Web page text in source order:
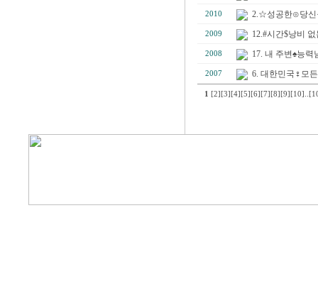
2010 2.☆성공한⊙당신
2009 12.#시간$낭비
2008 17. 내 주변♠능
2007 6. 대한민국♀모
1 [2] [3] [4] [5] [6] [7] [8] [9] [10]